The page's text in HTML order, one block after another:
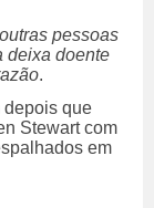
pessoas
deixa doente
.
depois que
Stewart com
em